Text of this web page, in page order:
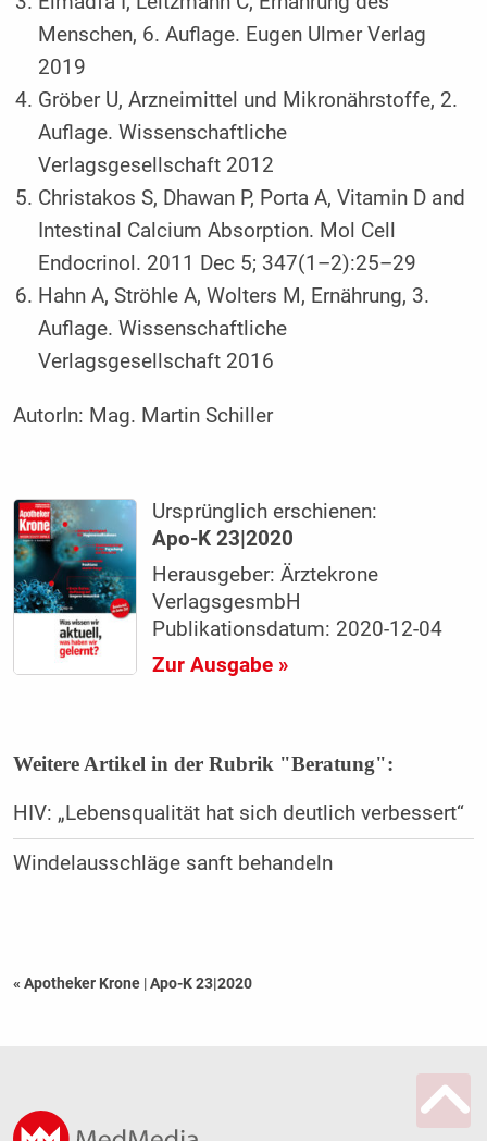
Menschen, 6. Auflage. Eugen Ulmer Verlag
2019
Gröber U, Arzneimittel und Mikronährstoffe, 2.
Auflage. Wissenschaftliche
Verlagsgesellschaft 2012
Christakos S, Dhawan P, Porta A, Vitamin D and
Intestinal Calcium Absorption. Mol Cell
Endocrinol. 2011 Dec 5; 347(1–2):25–29
Hahn A, Ströhle A, Wolters M, Ernährung, 3.
Auflage. Wissenschaftliche
Verlagsgesellschaft 2016
AutorIn: Mag. Martin Schiller
Ursprünglich erschienen:
Apo-K 23|2020
Herausgeber: Ärztekrone
VerlagsgesmbH
Publikationsdatum: 2020-12-04
Zur Ausgabe »
Weitere Artikel in der Rubrik "Beratung":
HIV: „Lebensqualität hat sich deutlich verbessert“
Windelausschläge sanft behandeln
« Apotheker Krone |Apo-K 23|2020